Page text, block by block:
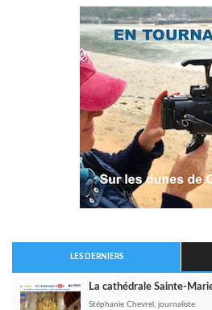
LES DERNIERS
La cathédrale Sainte-
Stéphanie Chevrel, journaliste.